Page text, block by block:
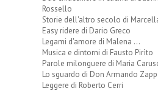
Rossello
Storie dell'altro secolo di
Easy ridere di Dario Greco
Legami d'amore di Malena ...
Musica e dintorni di Fausto Pirìto
Parole milonguere di Maria
Lo sguardo di Don Armando
Leggere di Roberto Cerri